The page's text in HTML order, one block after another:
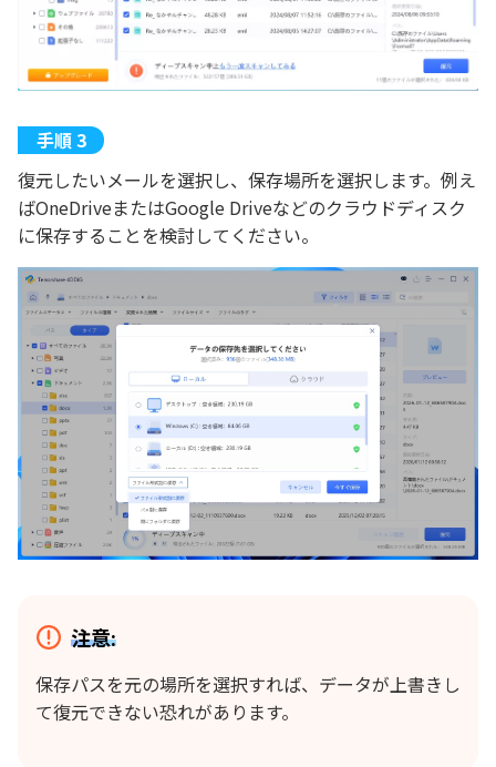
復元したいメールを選択し、保存場所を選択します。例え
ばOneDriveまたはGoogle Driveなどのクラウドディスク
に保存することを検討してください。
注意:
保存パスを元の場所を選択すれば、データが上書きし
て復元できない恐れがあります。